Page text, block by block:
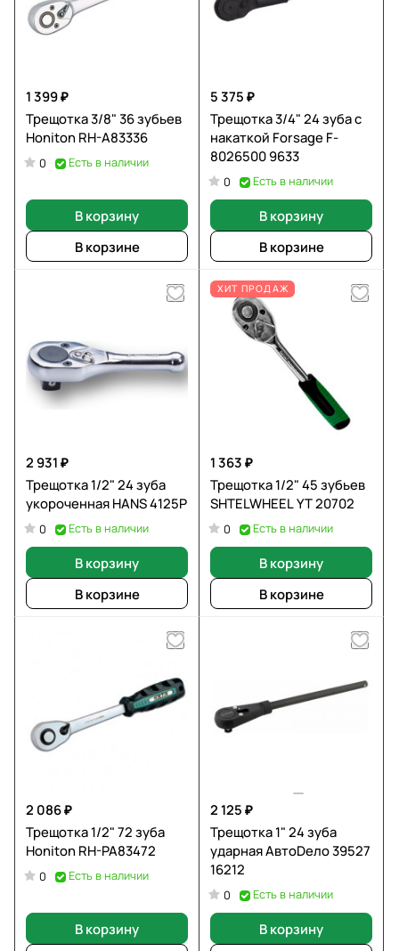
1 399 ₽
Трещотка 3/8" 36 зубьев
Honiton RH-A83336
0 Есть в наличии
В корзину
В корзине
5 375 ₽
Трещотка 3/4" 24 зуба с
накаткой Forsage F-
8026500 9633
0 Есть в наличии
В корзину
В корзине
2 931 ₽
Трещотка 1/2" 24 зуба
укороченная HANS 4125P
0 Есть в наличии
В корзину
В корзине
ХИТ ПРОДАЖ
1 363 ₽
Трещотка 1/2" 45 зубьев
SHTELWHEEL YT 20702
0 Есть в наличии
В корзину
В корзине
2 086 ₽
Трещотка 1/2" 72 зуба
Honiton RH-PA83472
0 Есть в наличии
В корзину
2 125 ₽
Трещотка 1" 24 зуба
ударная АвтоDело 39527
16212
0 Есть в наличии
В корзину